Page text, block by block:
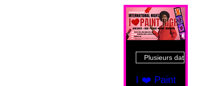
Plusieurs dates
I ❤️ Paint